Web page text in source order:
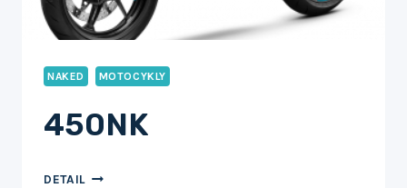
NAKED MOTOCYKLY
450NK
DETAIL 450NK